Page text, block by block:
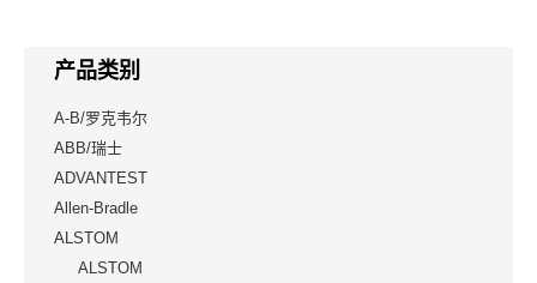
产品类别
A-B/罗克韦尔
ABB/瑞士
ADVANTEST
Allen-Bradle
ALSTOM
ALSTOM